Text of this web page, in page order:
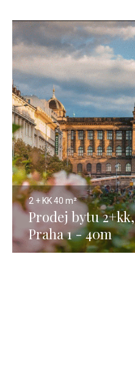
2 + KK40 m²
Prodej bytu 2+kk,
Praha 1 - 40m